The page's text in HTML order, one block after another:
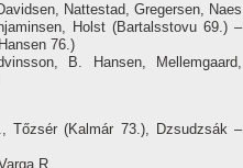
Nattestad, Gregersen, Naes
Holst (Bartalsstovu 69.) –
76.)
B. Hansen, Mellemgaard,
Tőzsér (Kalmár 73.), Dzsudzsák –
R.